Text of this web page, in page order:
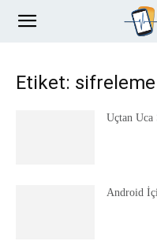
Etiket: sifreleme
Uçtan
Android